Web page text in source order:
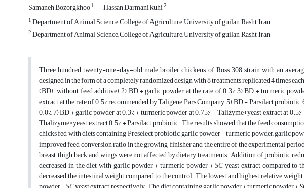
Samaneh Bozorgkhoo1 Hassan Darmani kuhi2
1Department of Animal Science, College of Agriculture, University of guilan, Rasht, Iran
2Department of Animal Science, College of Agriculture, University of guilan, Rasht, Iran
Three hundred twenty-one-day-old male broiler chickens of Ross 308 strain with an
designed in the form of a completely randomized design with 8 treatments replicated 4 times
(BD). without feed additive), 2) BD + garlic powder at the rate of 0.3%, 3) BD + turmeric
extract at the rate of 0.5% recommended by Taligene Pars Company, 5) BD + Parsilact
0.0%, 7) BD + garlic powder at 0.3% + turmeric powder at 0.75% + Talizyme® yeast extract at
Thalizyme® yeast extract 0.5% + Parsilact probiotic. The results showed that the feed
chicks fed with diets containing Preselect probiotic, garlic powder + turmeric powder, garlic
improved feed conversion ratio in the growing, finisher and the entire of the experimental
breast, thigh, back and wings were not affected by dietary treatments. Addition of probiotic
decreased in the diet with garlic powder + turmeric powder +SCyeast extract compared to
decreased the intestinal weight compared to the control. The lowest and highest relative